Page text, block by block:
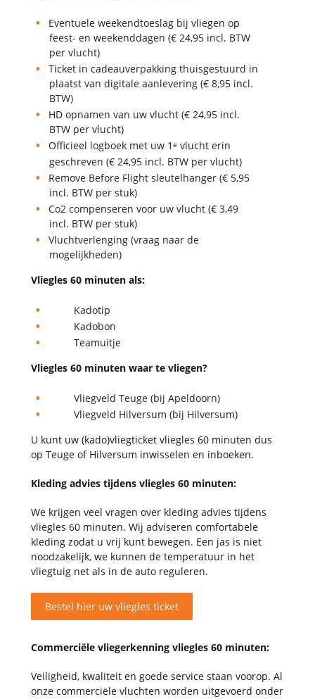
Eventuele weekendtoeslag bij vliegen op
feest- en weekenddagen (€ 24,95 incl. BTW
per vlucht)
Ticket in cadeauverpakking thuisgestuurd in
plaatst van digitale aanlevering (€ 8,95 incl.
BTW)
HD opnamen van uw vlucht (€ 24,95 incl.
BTW per vlucht)
Officieel logboek met uw 1e vlucht erin
geschreven (€ 24,95 incl. BTW per vlucht)
Remove Before Flight sleutelhanger (€ 5,95
incl. BTW per stuk)
Co2 compenseren voor uw vlucht (€ 3,49
incl. BTW per stuk)
Vluchtverlenging (vraag naar de
mogelijkheden)
Vliegles 60 minuten als:
Kadotip
Kadobon
Teamuitje
Vliegles 60 minuten waar te vliegen?
Vliegveld Teuge (bij Apeldoorn)
Vliegveld Hilversum (bij Hilversum)
U kunt uw (kado)vliegticket vliegles 60 minuten dus
op Teuge of Hilversum inwisselen en inboeken.
Kleding advies tijdens vliegles 60 minuten:
We krijgen veel vragen over kleding advies tijdens
vliegles 60 minuten. Wij adviseren comfortabele
kleding zodat u vrij kunt bewegen. Een jas is niet
noodzakelijk, we kunnen de temperatuur in het
vliegtuig net als in de auto reguleren.
Bestel hier uw vliegles ticket
Commerciële vliegerkenning vliegles 60 minuten:
Veiligheid, kwaliteit en goede service staan voorop. Al
onze commerciële vluchten worden uitgevoerd onder